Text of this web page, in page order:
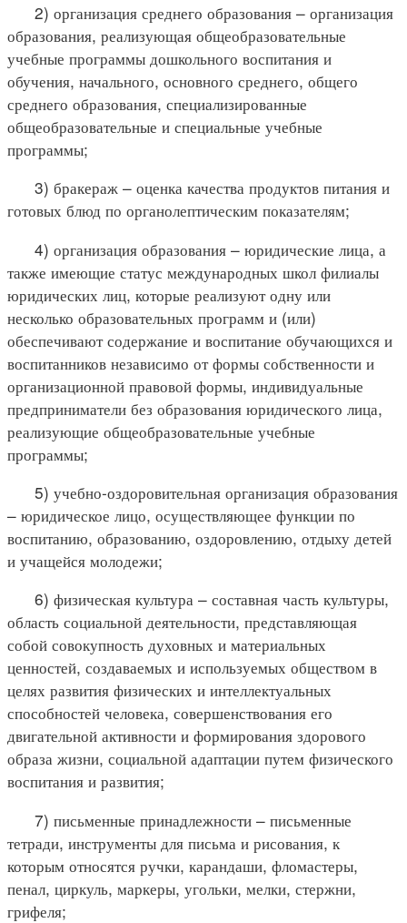
2) организация среднего образования – организация
образования, реализующая общеобразовательные
учебные программы дошкольного воспитания и
обучения, начального, основного среднего, общего
среднего образования, специализированные
общеобразовательные и специальные учебные
программы;
3) бракераж – оценка качества продуктов питания и
готовых блюд по органолептическим показателям;
4) организация образования – юридические лица, а
также имеющие статус международных школ филиалы
юридических лиц, которые реализуют одну или
несколько образовательных программ и (или)
обеспечивают содержание и воспитание обучающихся и
воспитанников независимо от формы собственности и
организационной правовой формы, индивидуальные
предприниматели без образования юридического лица,
реализующие общеобразовательные учебные
программы;
5) учебно-оздоровительная организация образования
– юридическое лицо, осуществляющее функции по
воспитанию, образованию, оздоровлению, отдыху детей
и учащейся молодежи;
6) физическая культура – составная часть культуры,
область социальной деятельности, представляющая
собой совокупность духовных и материальных
ценностей, создаваемых и используемых обществом в
целях развития физических и интеллектуальных
способностей человека, совершенствования его
двигательной активности и формирования здорового
образа жизни, социальной адаптации путем физического
воспитания и развития;
7) письменные принадлежности – письменные
тетради, инструменты для письма и рисования, к
которым относятся ручки, карандаши, фломастеры,
пенал, циркуль, маркеры, угольки, мелки, стержни,
грифеля;